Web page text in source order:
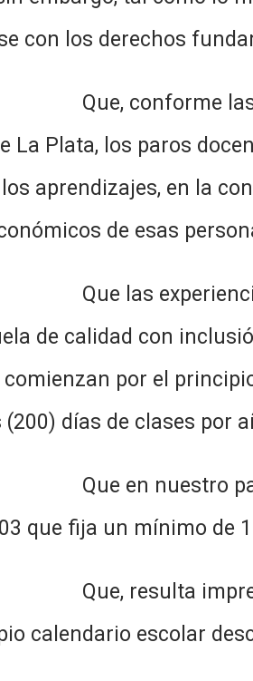
con los derechos
las
La Plata, los paros
aprendizajes, en la
de esas
de calidad con
por el
días de clases por
país, en los
que fija un mínimo de
imprescindible
calendario escolar